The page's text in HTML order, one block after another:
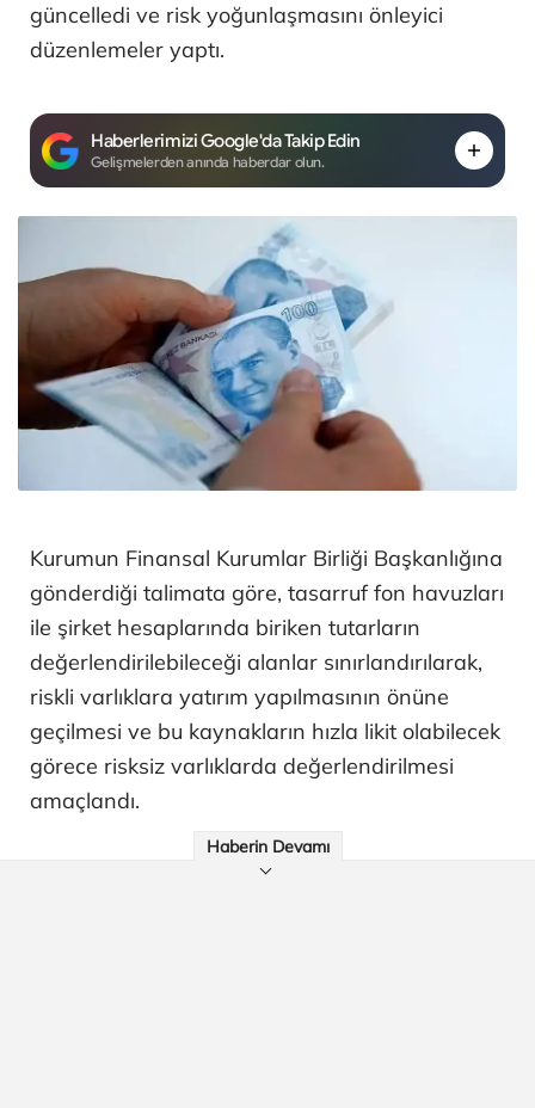
güncelledi ve risk yoğunlaşmasını önleyici
düzenlemeler yaptı.
Haberlerimizi Google'da Takip Edin
Gelişmelerden anında haberdar olun.
Kurumun Finansal Kurumlar Birliği Başkanlığına
gönderdiği talimata göre, tasarruf fon havuzları
ile şirket hesaplarında biriken tutarların
değerlendirilebileceği alanlar sınırlandırılarak,
riskli varlıklara yatırım yapılmasının önüne
geçilmesi ve bu kaynakların hızla likit olabilecek
görece risksiz varlıklarda değerlendirilmesi
amaçlandı.
Haberin Devamı